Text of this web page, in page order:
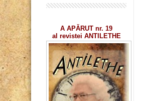
A APĂRUT nr. 19
al revistei ANTILETHE